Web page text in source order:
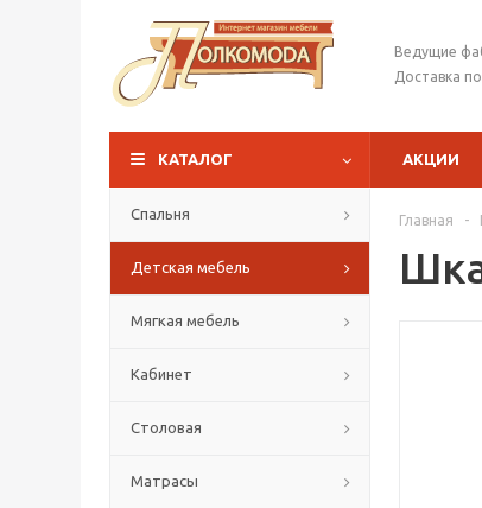
Ведущие
Доставка
КАТАЛОГ АКЦИИ
Спальня
Детская мебель
Мягкая мебель
Кабинет
Столовая
Матрасы
Главная -